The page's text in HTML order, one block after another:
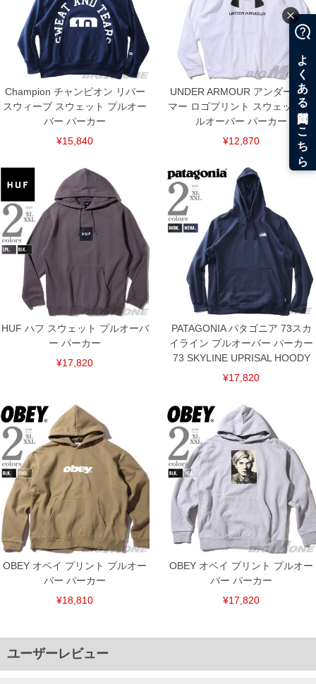
Champion チャンピオン リバー
スウィーブ スウェット プルオー
バー パーカー
¥15,840
UNDER ARMOUR アンダーアー
マー ロゴプリント スウェット プ
ルオーバー パーカー
¥12,870
HUF ハフ スウェット プルオーバ
ー パーカー
¥17,820
PATAGONIA パタゴニア 73スカ
イライン プルオーバー パーカー
73 SKYLINE UPRISAL HOODY
¥17,820
OBEY オベイ プリント プルオー
バー パーカー
¥18,810
OBEY オベイ プリント プルオー
バー パーカー
¥17,820
ユーザーレビュー